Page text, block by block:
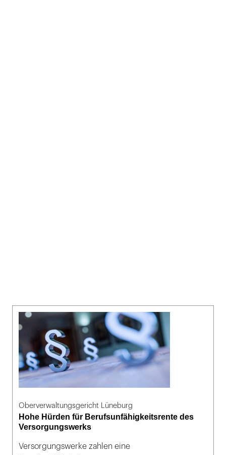
Oberverwaltungsgericht Lüneburg
Hohe Hürden für Berufsunfähigkeitsrente des
Versorgungswerks
Versorgungswerke zahlen eine